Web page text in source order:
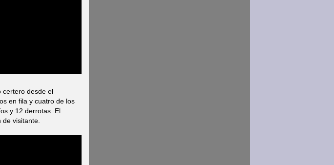
certero desde el
en fila y cuatro de los
y 12 derrotas. El
visitante.